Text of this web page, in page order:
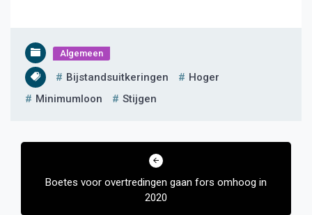
Algemeen
Bijstandsuitkeringen
Hoger
Minimumloon
Stijgen
Bericht
Boetes voor overtredingen gaan fors omhoog in
2020